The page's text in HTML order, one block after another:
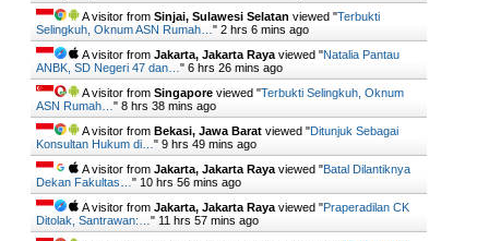
A visitor from Sinjai, Sulawesi Selatan viewed "Terbukti
Selingkuh, Oknum ASN Rumah… " 2 hrs 6 mins ago
A visitor from Jakarta, Jakarta Raya viewed "Natalia Pantau
ANBK, SD Negeri 47 dan… " 6 hrs 26 mins ago
A visitor from Singapore viewed "Terbukti Selingkuh, Oknum
ASN Rumah… " 8 hrs 38 mins ago
A visitor from Bekasi, Jawa Barat viewed "Ditunjuk Sebagai
Konsultan Hukum di… " 9 hrs 49 mins ago
A visitor from Jakarta, Jakarta Raya viewed "Batal Dilantiknya
Dekan Fakultas… " 10 hrs 56 mins ago
A visitor from Jakarta, Jakarta Raya viewed "Praperadilan CK
Ditolak, Santrawan:… " 11 hrs 57 mins ago